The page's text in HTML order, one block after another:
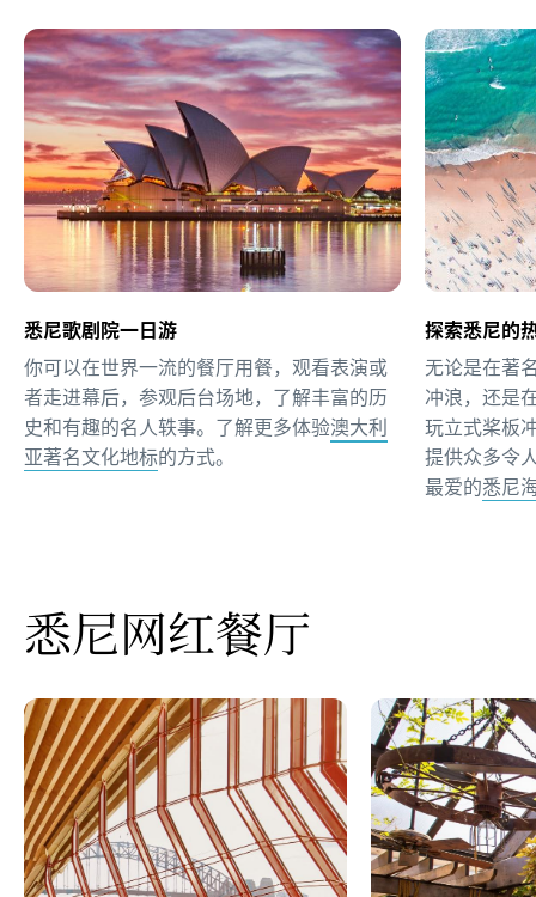
悉尼歌剧院一日游
你可以在世界一流的餐厅用餐，观看表演或
者走进幕后，参观后台场地，了解丰富的历
史和有趣的名人轶事。了解更多体验澳大利
亚著名文化地标的方式。
探索悉尼的
无论是在著
冲浪，还是
玩立式桨板
提供众多
最爱的悉尼
悉尼网红餐厅